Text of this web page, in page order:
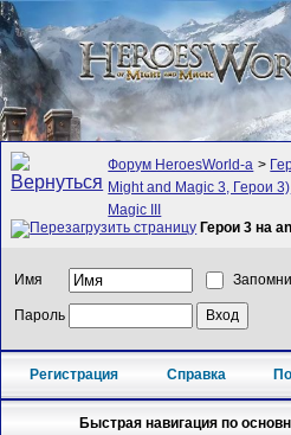
Форум HeroesWorld-а >
Might and Magic 3, Герои 3)
Magic III
Герои 3 на
Имя
Пароль
Регистрация Справка
Быстрая навигация по